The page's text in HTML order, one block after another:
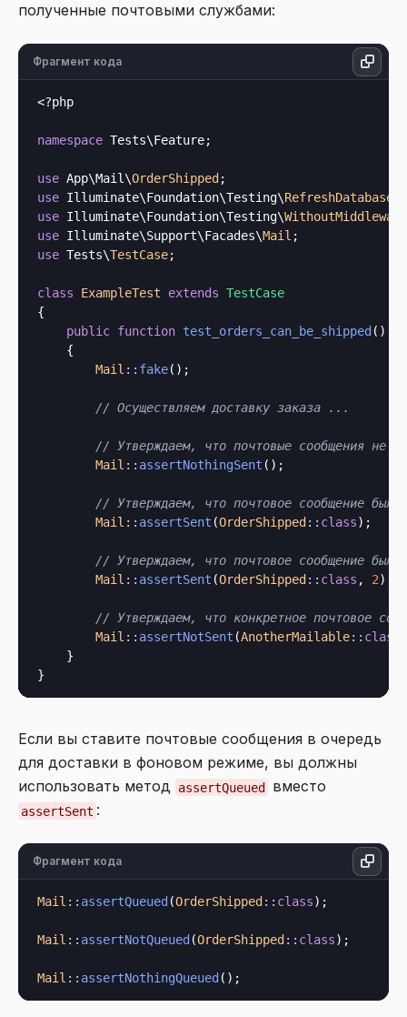
полученные почтовыми службами:
Фрагмент кода
<?php
namespace Tests\Feature;
use App\Mail\OrderShipped
use Illuminate\Foundation\Testing\RefreshDatabase
use Illuminate\Foundation\Testing\WithoutMiddleware
use Illuminate\Support\Facades\Mail
use Tests\TestCase;
class ExampleTest extends TestCase
{
public function test_orders_can_be_shipped ()
    {
Mail :: fake();
// Осуществляем доставку заказа ...
// Утверждаем, что почтовые сообщения не
Mail :: assertNothingSent ();
// Утверждаем, что почтовое сообщение
Mail :: assertSent (OrderShipped :: class);
// Утверждаем, что почтовое сообщение
Mail :: assertSent (OrderShipped :: class , 2);
// Утверждаем, что конкретное почтовое
Mail :: assertNotSent (AnotherMailable:: class
    }
Если вы ставите почтовые сообщения в очередь
для доставки в фоновом режиме, вы должны
использовать метод assertQueued вместо
assertSent :
Фрагмент кода
Mail :: assertQueued (OrderShipped :: class);
Mail :: assertNotQueued (OrderShipped :: class);
Mail :: assertNothingQueued